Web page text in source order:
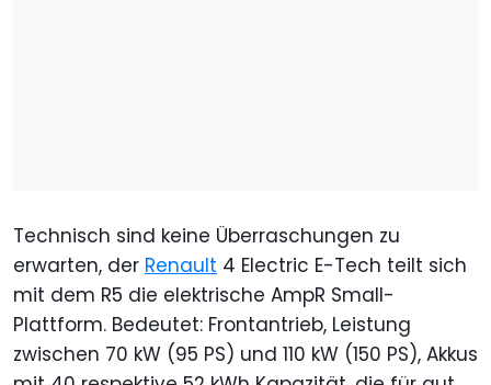
Technisch sind keine Überraschungen zu
erwarten, der Renault 4 Electric E-Tech teilt sich
mit dem R5 die elektrische AmpR Small-
Plattform. Bedeutet: Frontantrieb, Leistung
zwischen 70 kW (95 PS) und 110 kW (150 PS), Akkus